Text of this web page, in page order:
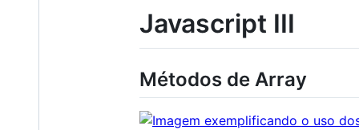
Javascript III
Métodos de Array